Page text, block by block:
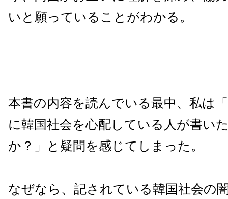
いと願っていることがわかる。
本書の内容を読んでいる最中、私は
に韓国社会を心配している人が書い
か？」と疑問を感じてしまった。
なぜなら、記されている韓国社会の